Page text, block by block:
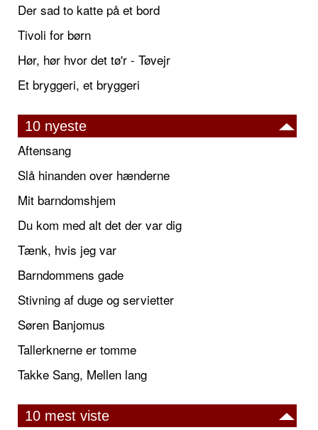
Der sad to katte på et bord
Tivoli for børn
Hør, hør hvor det tø'r - Tøvejr
Et bryggeri, et bryggeri
10 nyeste
Aftensang
Slå hinanden over hænderne
Mit barndomshjem
Du kom med alt det der var dig
Tænk, hvis jeg var
Barndommens gade
Stivning af duge og servietter
Søren Banjomus
Tallerknerne er tomme
Takke Sang, Mellen lang
10 mest viste